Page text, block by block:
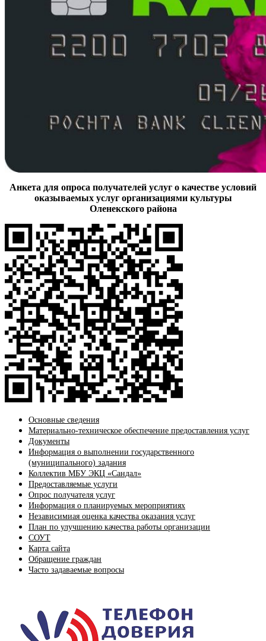
Анкета для опроса получателей услуг о качестве условий
оказываемых услуг организациями культуры
Оленекского района
Основные сведения
Материально-техническое обеспечение предоставления услуг
Документы
Информация о выполнении государственного
(муниципального) задания
Коллектив МБУ ЭКЦ «Сандал»
Предоставляемые услуги
Опрос получателя услуг
Информация о планируемых мероприятиях
Независимиая оценка качества оказания услуг
План по улучшению качества работы организации
СОУТ
Карта сайта
Обращение граждан
Часто задаваемые вопросы